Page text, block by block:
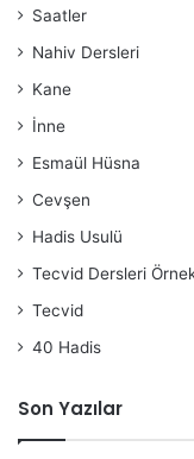
Saatler
Nahiv Dersleri
Kane
İnne
Esmaül Hüsna
Cevşen
Hadis Usulü
Tecvid Dersleri
Tecvid
40 Hadis
Son Yazılar